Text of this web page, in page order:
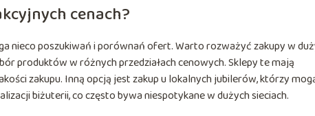
cenach?
nieco poszukiwań i porównań ofert. Warto rozważyć zakupy w
produktów w różnych przedziałach cenowych. Sklepy te mają
zakupu. Inną opcją jest zakup u lokalnych jubilerów, którzy
biżuterii, co często bywa niespotykane w dużych sieciach.